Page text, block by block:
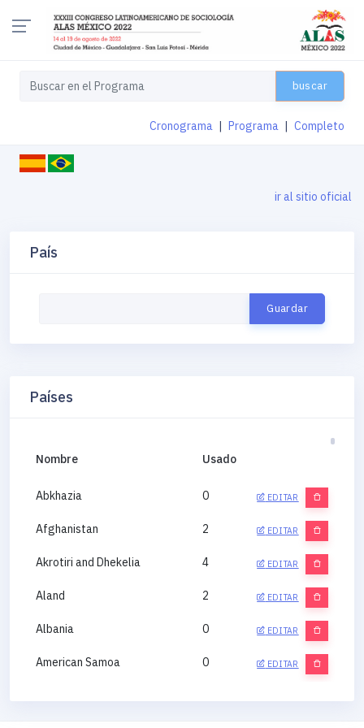
buscar
Cronograma Programa Completo
ir al sitio oficial
País
Países
Nombre Usado
Abkhazia 0 EDITAR
Afghanistan 2 EDITAR
Akrotiri and Dhekelia 4 EDITAR
Aland 2 EDITAR
Albania 0 EDITAR
American Samoa 0 EDITAR